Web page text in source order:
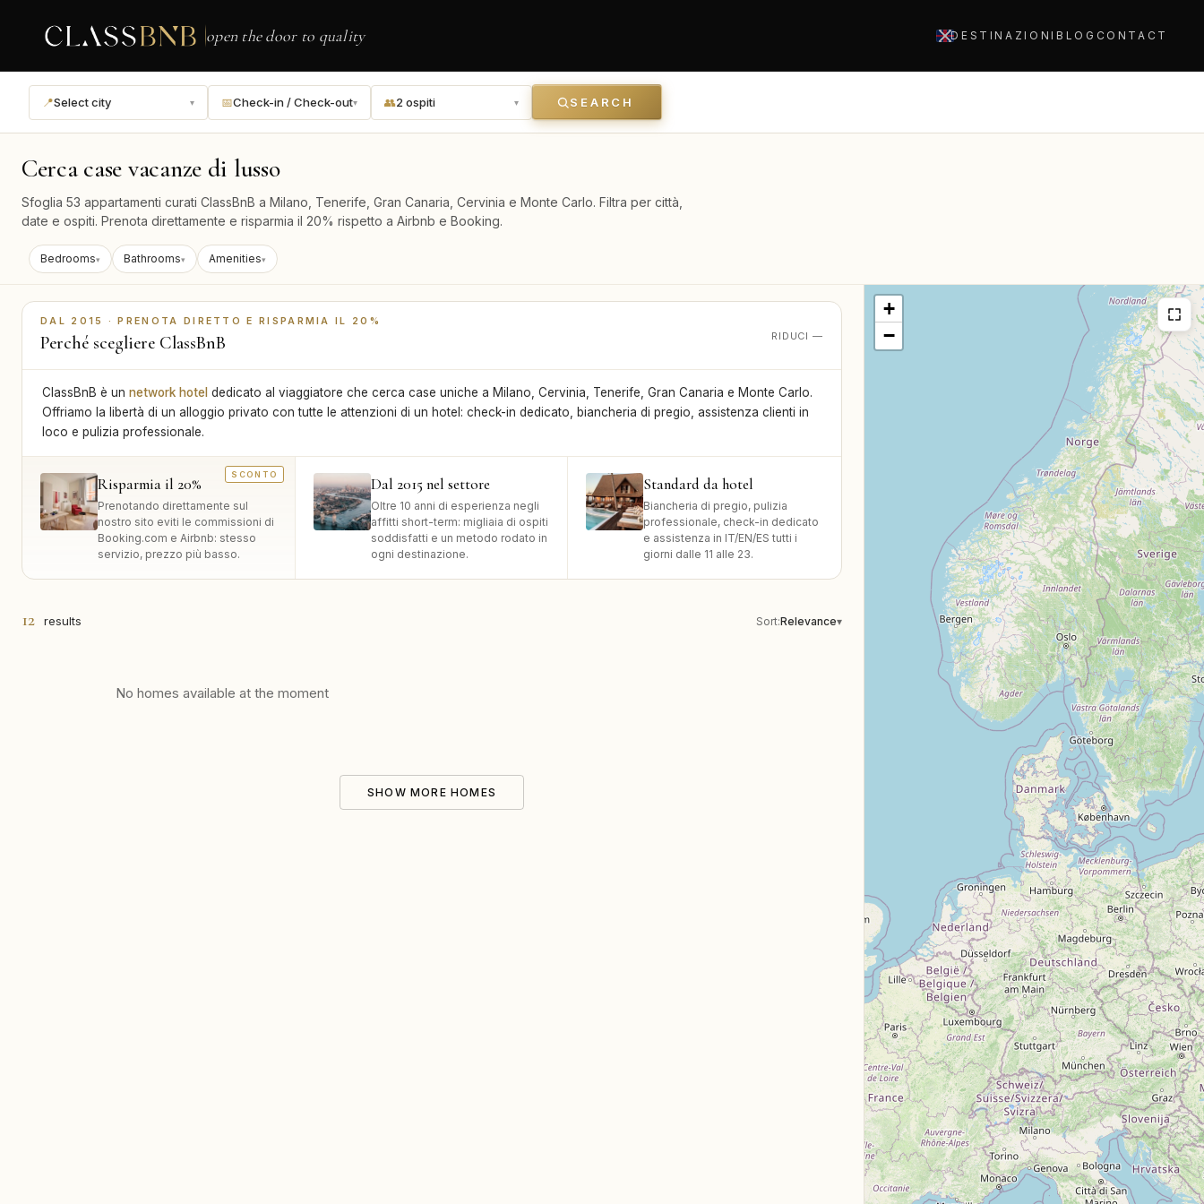
open the door to quality DESTINAZIONI BLOG CONTACT
📍Select city ▾ 📅Check-in / Check-out▾ 👥2 ospiti ▾ SEARCH
Cerca case vacanze di lusso
Sfoglia 53 appartamenti curati ClassBnB a Milano, Tenerife, Gran Canaria, Cervinia e Monte Carlo. Filtra per città,
date e ospiti. Prenota direttamente e risparmia il 20% rispetto a Airbnb e Booking.
Bedrooms▾ Bathrooms▾ Amenities▾
DAL 2015 · PRENOTA DIRETTO E RISPARMIA IL 20%
Perché scegliere ClassBnB RIDUCI —
ClassBnB è un network hotel dedicato al viaggiatore che cerca case uniche a Milano, Cervinia, Tenerife, Gran Canaria e Monte Carlo.
Offriamo la libertà di un alloggio privato con tutte le attenzioni di un hotel: check-in dedicato, biancheria di pregio, assistenza clienti in
loco e pulizia professionale.
Risparmia il 20%
Prenotando direttamente sul
nostro sito eviti le commissioni di
Booking.com e Airbnb: stesso
servizio, prezzo più basso.
Dal 2015 nel settore
Oltre 10 anni di esperienza negli
affitti short-term: migliaia di ospiti
soddisfatti e un metodo rodato in
ogni destinazione.
Standard da hotel
Biancheria di pregio, pulizia
professionale, check-in dedicato
e assistenza in IT/EN/ES tutti i
giorni dalle 11 alle 23.
12 results Sort:Relevance▾
No homes available at the moment
SHOW MORE HOMES
+
−